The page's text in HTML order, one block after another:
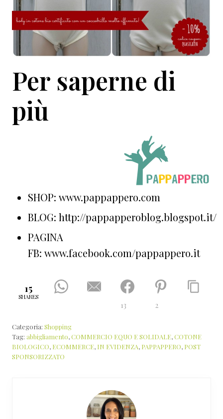
Per saperne di
più
SHOP: www.pappappero.com
BLOG: http://pappapperoblog.blogspot.it/
PAGINA
FB: www.facebook.com/pappappero.it
15
SHARES
13 2
Categoria: Shopping
Tag: abbigliamento,COMMERCIO EQUO E SOLIDALE,COTONE
BIOLOGICO, ECOMMERCE, IN EVIDENZA, PAPPAPPERO, POST
SPONSORIZZATO